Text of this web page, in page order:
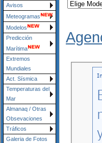
Avisos
Meteogramas
Modelos
Predicción
Marítima
Extremos
Mundiales
Act. Sísmica
Temperaturas del
Mar
Almanaq / Otras
Obsevaciones
Tráficos
Galeria de Fotos